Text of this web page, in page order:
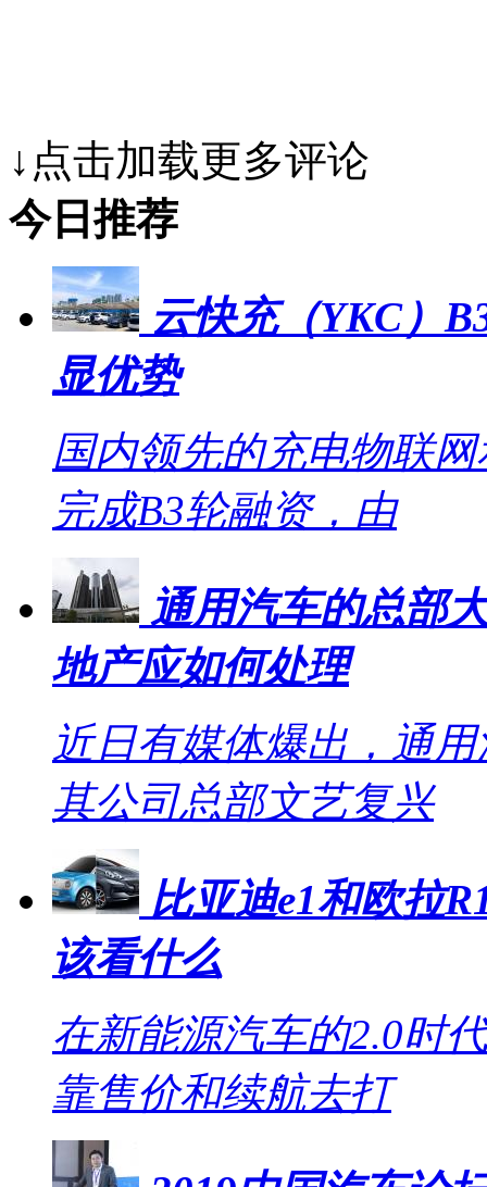
↓点击加载更多评论
今日推荐
云快充（YKC）
显优势
国内领先的充电物联
完成B3轮融资，由
通用汽车的总部
地产应如何处理
近日有媒体爆出，通
其公司总部文艺复兴
比亚迪e1和欧拉
该看什么
在新能源汽车的2.0时
靠售价和续航去打